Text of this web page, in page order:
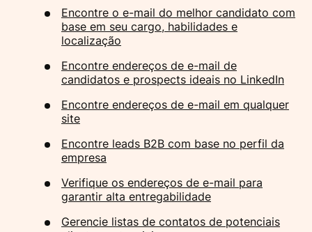
Encontre o e-mail do melhor candidato com
base em seu cargo, habilidades e
localização
Encontre endereços de e-mail de
candidatos e prospects ideais no LinkedIn
Encontre endereços de e-mail em qualquer
site
Encontre leads B2B com base no perfil da
empresa
Verifique os endereços de e-mail para
garantir alta entregabilidade
Gerencie listas de contatos de potenciais